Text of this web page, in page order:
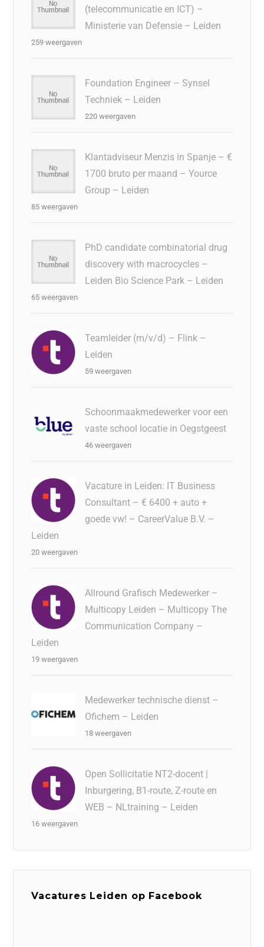
(telecommunicatie en ICT) –
Ministerie van Defensie – Leiden
259 weergaven
Foundation Engineer – Synsel
Techniek – Leiden
220 weergaven
Klantadviseur Menzis in Spanje – €
1700 bruto per maand – Yource
Group – Leiden
85 weergaven
PhD candidate combinatorial drug
discovery with macrocycles –
Leiden Bio Science Park – Leiden
65 weergaven
Teamleider (m/v/d) – Flink –
Leiden
59 weergaven
Schoonmaakmedewerker voor een
vaste school locatie in Oegstgeest
46 weergaven
Vacature in Leiden: IT Business
Consultant – € 6400 + auto +
goede vw! – CareerValue B.V. –
Leiden
20 weergaven
Allround Grafisch Medewerker –
Multicopy Leiden – Multicopy The
Communication Company –
Leiden
19 weergaven
Medewerker technische dienst –
Ofichem – Leiden
18 weergaven
Open Sollicitatie NT2-docent |
Inburgering, B1-route, Z-route en
WEB – NLtraining – Leiden
16 weergaven
Vacatures Leiden op Facebook